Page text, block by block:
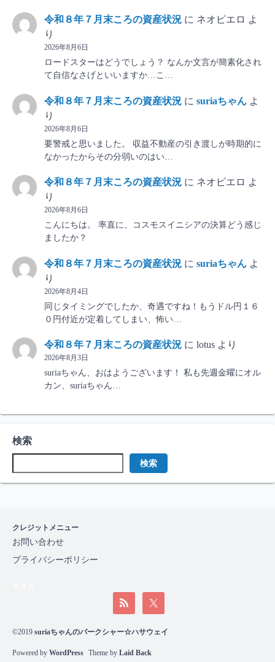
令和８年７月末ころの資産状況 に ネオピエロ よ
り
2026年8月6日
ロードスターはどうでしょう？ なんか文言が簡素化され
て自信なさげといいますか…こ…
令和８年７月末ころの資産状況 に suriaちゃん よ
り
2026年8月6日
要警戒と思いました。 収益不動産の引き渡しが時期的に
なかったからその分弱いのはい…
令和８年７月末ころの資産状況 に ネオピエロ よ
り
2026年8月6日
こんにちは。 率直に、コスモスイニシアの決算どう感じ
ましたか？
令和８年７月末ころの資産状況 に suriaちゃん よ
り
2026年8月4日
同じタイミングでしたか、奇遇ですね！もうドル円１６
０円付近が定着してしまい、怖い…
令和８年７月末ころの資産状況 に lotus より
2026年8月3日
suriaちゃん、おはようございます！ 私も先週金曜にオル
カン、suriaちゃん…
検索
検索
クレジットメニュー
お問い合わせ
プライバシーポリシー
©2019 suriaちゃんのバークシャー☆ハサウェイ
Powered by WordPress Theme by Laid Back